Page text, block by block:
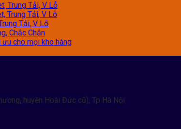
Trung Tải, V Lỗ
Trung Tải, V Lỗ
Tải, V Lỗ
Chắc Chắn
cho mọi kho hàng
huyện Hoài Đức cũ), Tp Hà Nội